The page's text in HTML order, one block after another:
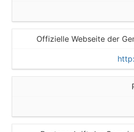
Offizielle Webseite der